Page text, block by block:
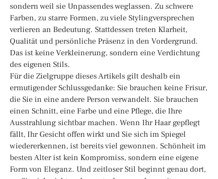
sondern weil sie Unpassendes weglassen. Zu schwere
Farben, zu starre Formen, zu viele Stylingversprechen
verlieren an Bedeutung. Stattdessen treten Klarheit,
Qualität und persönliche Präsenz in den Vordergrund.
Das ist keine Verkleinerung, sondern eine Verdichtung
des eigenen Stils.
Für die Zielgruppe dieses Artikels gilt deshalb ein
ermutigender Schlussgedanke: Sie brauchen keine Frisur,
die Sie in eine andere Person verwandelt. Sie brauchen
einen Schnitt, eine Farbe und eine Pflege, die Ihre
Ausstrahlung sichtbar machen. Wenn Ihr Haar gepflegt
fällt, Ihr Gesicht offen wirkt und Sie sich im Spiegel
wiedererkennen, ist bereits viel gewonnen. Schönheit im
besten Alter ist kein Kompromiss, sondern eine eigene
Form von Eleganz. Und zeitloser Stil beginnt genau dort,